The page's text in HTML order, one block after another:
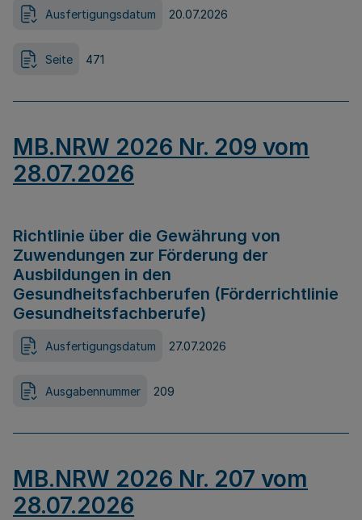
Ausfertigungsdatum 20.07.2026
Seite 471
MB.NRW 2026 Nr. 209 vom
28.07.2026
Richtlinie über die Gewährung von
Zuwendungen zur Förderung der
Ausbildungen in den
Gesundheitsfachberufen (Förderrichtlinie
Gesundheitsfachberufe)
Ausfertigungsdatum 27.07.2026
Ausgabennummer 209
MB.NRW 2026 Nr. 207 vom
28.07.2026